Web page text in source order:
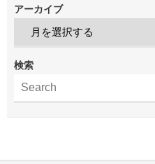
アーカイブ
検索